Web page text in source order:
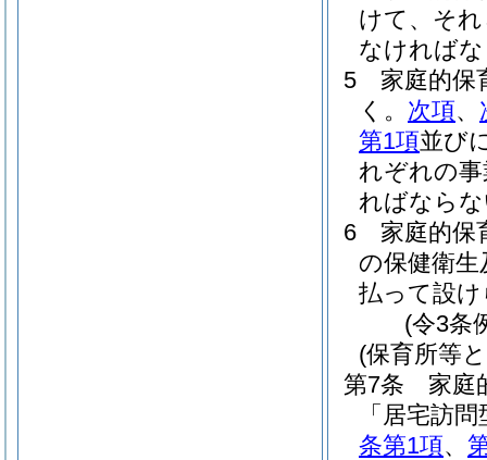
けて、そ
なければ
5
家庭的保
く。 次項、
第1項並び
れぞれの
ればなら
6
家庭的保
の保健衛
払って設
(令3条
(保育所等
第7条
家庭
「居宅訪
条第1項、